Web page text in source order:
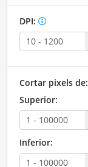
DPI:
Cortar pixels de:
Superior:
Inferior: